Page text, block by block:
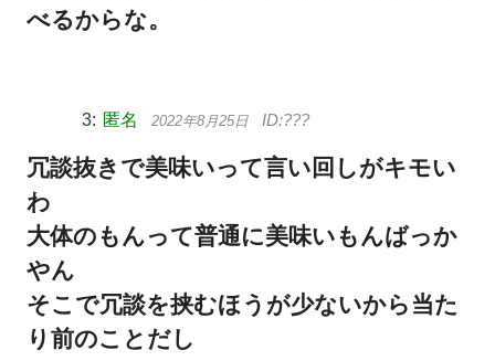
べるからな。
匿名 2022年8月25日
冗談抜きで美味いって言い回しがキモい
わ
大体のもんって普通に美味いもんばっか
やん
そこで冗談を挟むほうが少ないから当た
り前のことだし